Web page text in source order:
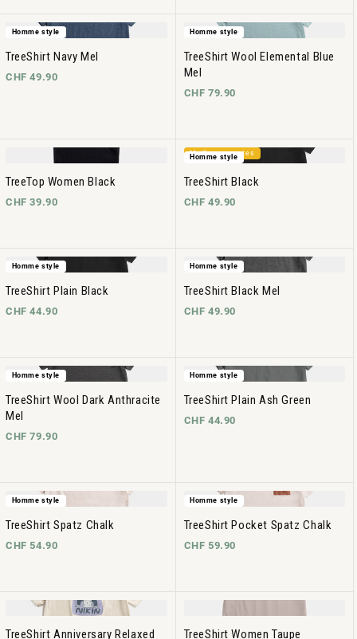
Homme style
TreeShirt Navy Mel
CHF 49.90
Homme style
TreeShirt Wool Elemental Blue
Mel
CHF 79.90
TreeTop Women Black
CHF 39.90
Meilleures ventes
Homme style
TreeShirt Black
CHF 49.90
Homme style
TreeShirt Plain Black
CHF 44.90
Homme style
TreeShirt Black Mel
CHF 49.90
Homme style
TreeShirt Wool Dark Anthracite
Mel
CHF 79.90
Homme style
TreeShirt Plain Ash Green
CHF 44.90
Homme style
TreeShirt Spatz Chalk
CHF 54.90
Homme style
TreeShirt Pocket Spatz Chalk
CHF 59.90
TreeShirt Anniversary Relaxed TreeShirt Women Taupe